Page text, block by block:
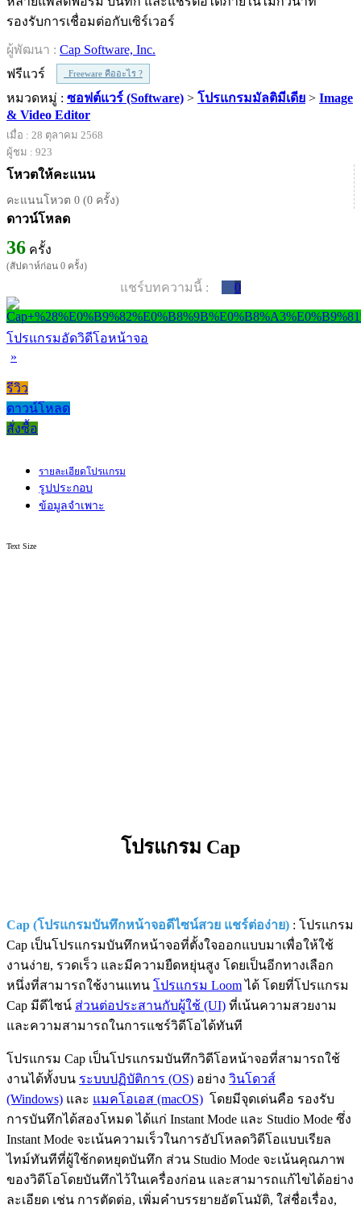
รองรับการเชื่อมต่อกับเซิร์เวอร์
ผู้พัฒนา : Cap Software, Inc.
ฟรีแวร์
Freeware คืออะไร ?
หมวดหมู่ : ซอฟต์แวร์ (Software) > โปรแกรมมัลติมีเดีย > Image
& Video Editor
เมื่อ : 28 ตุลาคม 2568
ผู้ชม : 923
โหวตให้คะแนน
คะแนนโหวต 0 (0 ครั้ง)
ดาวน์โหลด
36 ครั้ง
(สัปดาห์ก่อน 0 ครั้ง)
แชร์บทความนี้ : 0
โปรแกรมอัดวิดีโอหน้าจอ
»
รีวิว
ดาวน์โหลด
สั่งซื้อ
รายละเอียดโปรแกรม
รูปประกอบ
ข้อมูลจำเพาะ
Text Size
โปรแกรม Cap
Cap (โปรแกรมบันทึกหน้าจอดีไซน์สวย แชร์ต่อง่าย) : โปรแกรม
Cap เป็นโปรแกรมบันทึกหน้าจอที่ตั้งใจออกแบบมาเพื่อให้ใช้
งานง่าย, รวดเร็ว และมีความยืดหยุ่นสูง โดยเป็นอีกทางเลือก
หนึ่งที่สามารถใช้งานแทน โปรแกรม Loomได้ โดยที่โปรแกรม
Cap มีดีไซน์ ส่วนต่อประสานกับผู้ใช้ (UI) ที่เน้นความสวยงาม
และความสามารถในการแชร์วิดีโอได้ทันที
โปรแกรม Cap เป็นโปรแกรมบันทึกวิดีโอหน้าจอที่สามารถใช้
งานได้ทั้งบน ระบบปฏิบัติการ (OS) อย่าง วินโดวส์
(Windows) และ แมคโอเอส (macOS) โดยมีจุดเด่นคือ รองรับ
การบันทึกได้สองโหมด ได้แก่ Instant Mode และ Studio Mode ซึ่ง
Instant Mode จะเน้นความเร็วในการอัปโหลดวิดีโอแบบเรียล
ไทม์ทันทีที่ผู้ใช้กดหยุดบันทึก ส่วน Studio Mode จะเน้นคุณภาพ
ของวิดีโอโดยบันทึกไว้ในเครื่องก่อน และสามารถแก้ไขได้อย่าง
ละเอียด เช่น การตัดต่อ, เพิ่มคำบรรยายอัตโนมัติ, ใส่ชื่อเรื่อง,